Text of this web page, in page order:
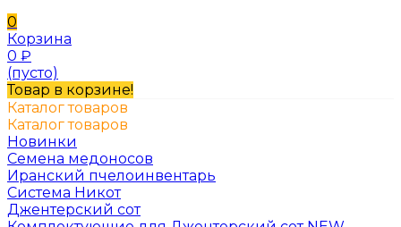
0
Корзина
0 ₽
(пусто)
Товар в корзине!
Каталог товаров
Каталог товаров
Новинки
Семена медоносов
Иранский пчелоинвентарь
Система Никот
Джентерский сот